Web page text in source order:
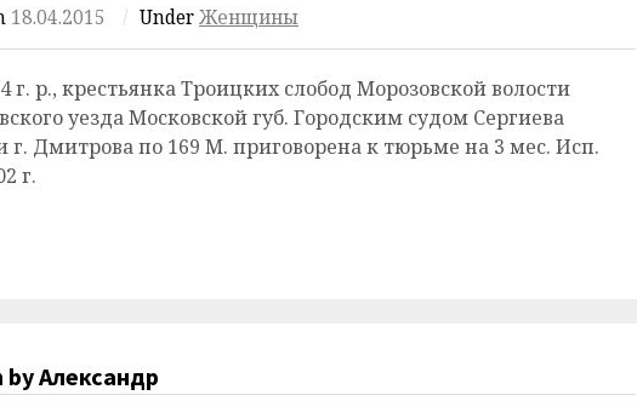
18.04.2015 / UnderЖенщины
г. р., крестьянка Троицких слобод Морозовской волости
уезда Московской губ. Городским судом Сергиева
г. Дмитрова по 169 М. приговорена к тюрьме на 3 мес. Исп.
г.
Александр